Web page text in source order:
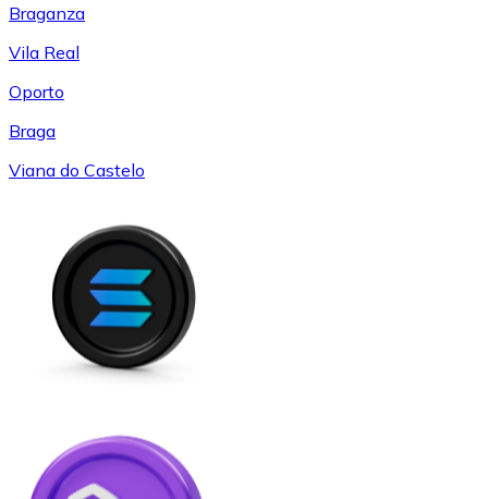
Braganza
Vila Real
Oporto
Braga
Viana do Castelo